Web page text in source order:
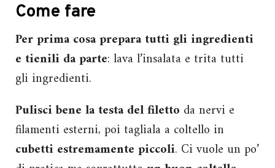
Come fare
Per prima cosa prepara tutti gli ingredienti
e tienili da parte: lava l’insalata e trita tutti
gli ingredienti.
Pulisci bene la testa del filetto da nervi e
filamenti esterni, poi tagliala a coltello in
cubetti estremamente piccoli. Ci vuole un po’